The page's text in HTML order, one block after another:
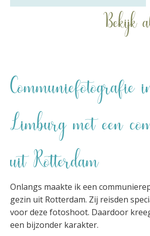
Bekijk
Communiefotografie
Limburg met een
uit Rotterdam
Onlangs maakte ik een
gezin uit Rotterdam. Zij reisden
voor deze fotoshoot. Daardoor
een bijzonder karakter.